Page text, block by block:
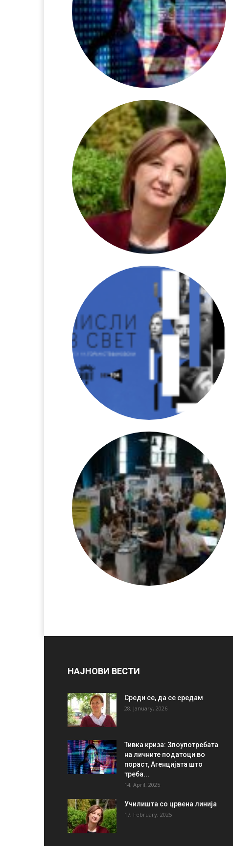
НАЈНОВИ ВЕСТИ
Среди се, да се средам
28, January, 2026
Тивка криза: Злоупотребата
на личните податоци во
пораст, Агенцијата што
треба...
14, April, 2025
Училишта со црвена линија
17, February, 2025